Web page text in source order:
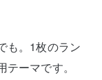
も。1枚のラン
ーマです。